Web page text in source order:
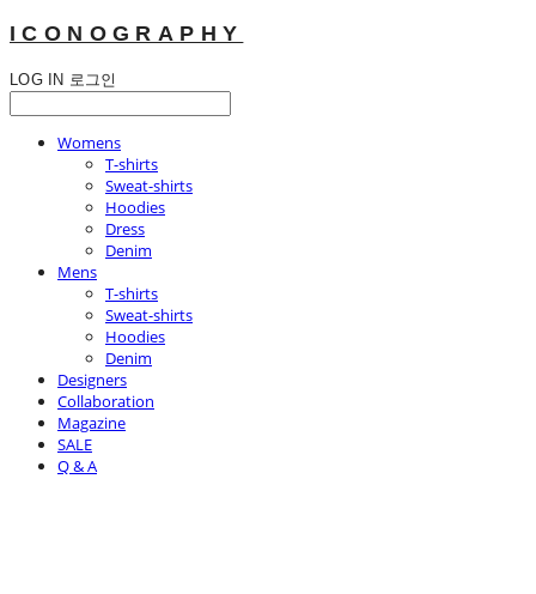
ICONOGRAPHY
LOG IN 로그인
Womens
T-shirts
Sweat-shirts
Hoodies
Dress
Denim
Mens
T-shirts
Sweat-shirts
Hoodies
Denim
Designers
Collaboration
Magazine
SALE
Q & A